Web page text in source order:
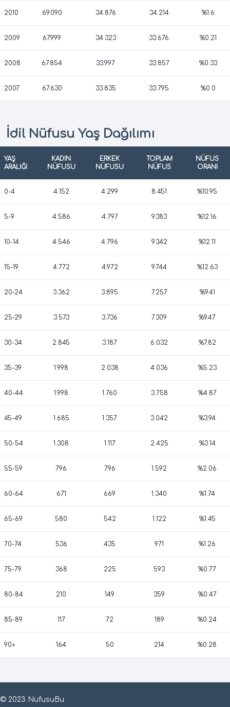
2010 69.090 34.876 34.214 %1.6
2009 67.999 34.323 33.676 %0.21
2008 67.854 33.997 33.857 %0.33
2007 67.630 33.835 33.795 %0.0
İdil Nüfusu Yaş Dağılımı
YAŞ
ARALIĞI
KADIN
NÜFUSU
ERKEK
NÜFUSU
TOPLAM
NÜFUS
NÜFUS
ORANI
0-4 4.152 4.299 8.451 %10.95
5-9 4.586 4.797 9.383 %12.16
10-14 4.546 4.796 9.342 %12.11
15-19 4.772 4.972 9.744 %12.63
20-24 3.362 3.895 7.257 %9.41
25-29 3.573 3.736 7.309 %9.47
30-34 2.845 3.187 6.032 %7.82
35-39 1.998 2.038 4.036 %5.23
40-44 1.998 1.760 3.758 %4.87
45-49 1.685 1.357 3.042 %3.94
50-54 1.308 1.117 2.425 %3.14
55-59 796 796 1.592 %2.06
60-64 671 669 1.340 %1.74
65-69 580 542 1.122 %1.45
70-74 536 435 971 %1.26
75-79 368 225 593 %0.77
80-84 210 149 359 %0.47
85-89 117 72 189 %0.24
90+ 164 50 214 %0.28
© 2023 NufusuBu